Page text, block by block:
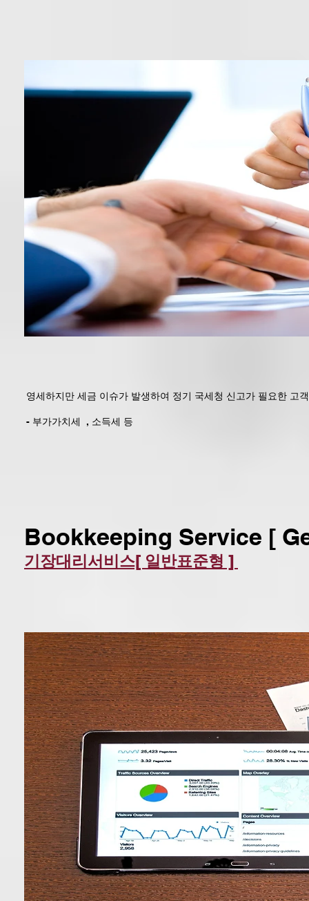
영세하지만 세금 이슈가 발생하여 정기 국세청 신고가 필요한 고
- 부가가치세 , 소득세 등
Bookkeeping Service [
기장대리서비스[ 일반표준형 ]